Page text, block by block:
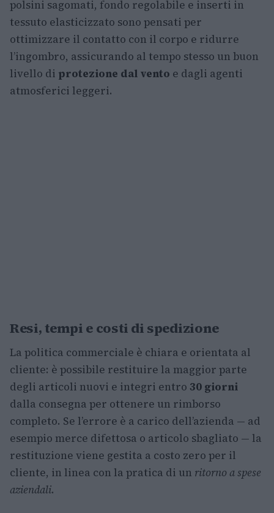
polsini sagomati, fondo regolabile e inserti in
tessuto elasticizzato sono pensati per
ottimizzare il contatto con il corpo e ridurre
l’ingombro, assicurando al tempo stesso un buon
livello di protezione dal vento e dagli agenti
atmosferici leggeri.
Resi, tempi e costi di spedizione
La politica commerciale è chiara e orientata al
cliente: è possibile restituire la maggior parte
degli articoli nuovi e integri entro 30 giorni
dalla consegna per ottenere un rimborso
completo. Se l’errore è a carico dell’azienda — ad
esempio merce difettosa o articolo sbagliato — la
restituzione viene gestita a costo zero per il
cliente, in linea con la pratica di un ritorno a spese
aziendali.